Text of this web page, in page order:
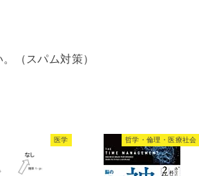
（スパム対策）
医学 哲学・倫理・医療社会